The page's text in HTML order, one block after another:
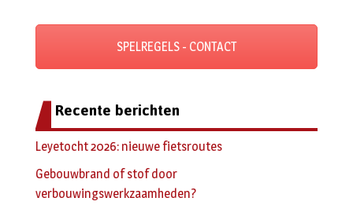
SPELREGELS - CONTACT
Recente berichten
Leyetocht 2026: nieuwe fietsroutes
Gebouwbrand of stof door
verbouwingswerkzaamheden?